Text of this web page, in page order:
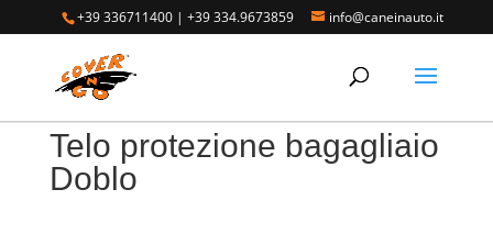
+39 336711400 |+39 334.9673859 info@caneinauto.it
Home/ Prodotti taggati “Telo protezione bagagliaio
Doblo”
Telo protezione bagagliaio
Doblo